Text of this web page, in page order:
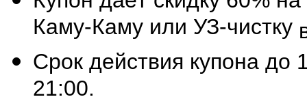
Каму-Каму или УЗ-чистку
Срок действия купона до
21:00.